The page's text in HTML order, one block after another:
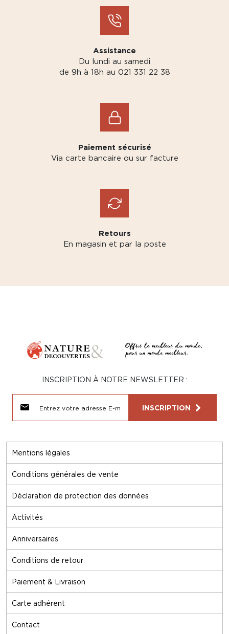
Assistance
Du lundi au samedi
de 9h à 18h au 021 331 22 38
Paiement sécurisé
Via carte bancaire ou sur facture
Retours
En magasin et par la poste
Mentions légales
Conditions générales de vente
Déclaration de protection des données
Activités
Anniversaires
Conditions de retour
Paiement & Livraison
Carte adhérent
Contact
INSCRIPTION À NOTRE NEWSLETTER :
INSCRIPTION